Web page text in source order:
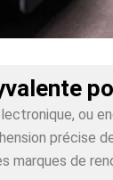
ou
précise
marques de